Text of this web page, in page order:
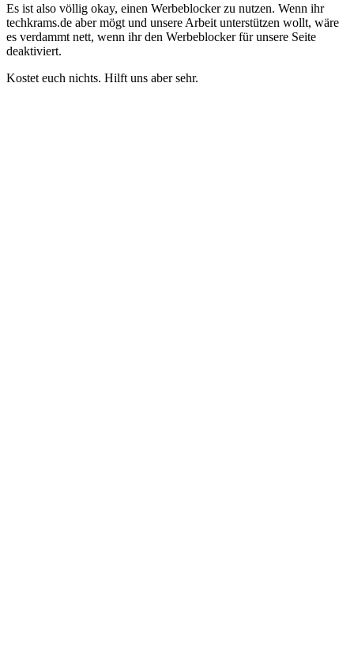
Es ist also völlig okay, einen Werbeblocker zu nutzen. Wenn ihr
techkrams.de aber mögt und unsere Arbeit unterstützen wollt, wäre
es verdammt nett, wenn ihr den Werbeblocker für unsere Seite
deaktiviert.
Kostet euch nichts. Hilft uns aber sehr.